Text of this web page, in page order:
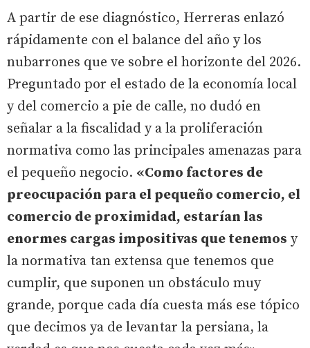
A partir de ese diagnóstico, Herreras enlazó
rápidamente con el balance del año y los
nubarrones que ve sobre el horizonte del 2026.
Preguntado por el estado de la economía local
y del comercio a pie de calle, no dudó en
señalar a la fiscalidad y a la proliferación
normativa como las principales amenazas para
el pequeño negocio. «Como factores de
preocupación para el pequeño comercio, el
comercio de proximidad, estarían las
enormes cargas impositivas que tenemos y
la normativa tan extensa que tenemos que
cumplir, que suponen un obstáculo muy
grande, porque cada día cuesta más ese tópico
que decimos ya de levantar la persiana, la